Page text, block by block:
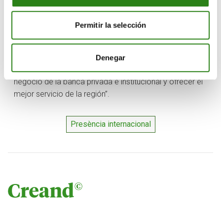
Permitir la selección
Denegar
Xavier Cornella, consejero delegado de Creand Crèdit
Andorrà, explica que “el negocio internacional ha
gracias a la gestión esmerada y la consolidación del
servicio. En Miami centralizamos y reforzamos la filial
para ubicarnos como entidad de referencia en el
negocio de la banca privada e institucional y ofrecer el
mejor servicio de la región”.
Presència internacional